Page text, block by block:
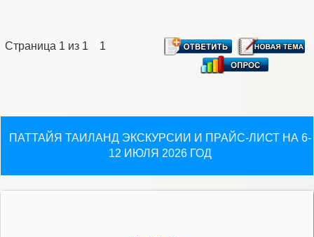
Страница 1 из 1 1
ПАТТАЙЯ ТАИЛАНД ЭКСКУРСИИ И ПРАЙС-ЛИСТ НА 6-
12 ИЮЛЯ 2026 ГОД